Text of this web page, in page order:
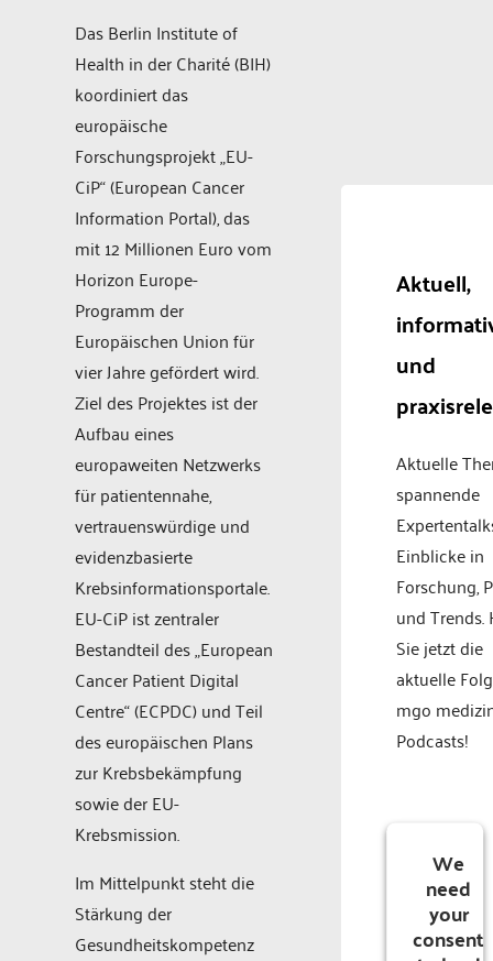
Das Berlin Institute of
Health in der Charité (BIH)
koordiniert das
europäische
Forschungsprojekt „EU-
CiP“ (European Cancer
Information Portal), das
mit 12 Millionen Euro vom
Horizon Europe-
Programm der
Europäischen Union für
vier Jahre gefördert wird.
Ziel des Projektes ist der
Aufbau eines
europaweiten Netzwerks
für patientennahe,
vertrauenswürdige und
evidenzbasierte
Krebsinformationsportale.
EU-CiP ist zentraler
Bestandteil des „European
Cancer Patient Digital
Centre“ (ECPDC) und Teil
des europäischen Plans
zur Krebsbekämpfung
sowie der EU-
Krebsmission.
Im Mittelpunkt steht die
Stärkung der
Gesundheitskompetenz
Aktuell,
und
Aktuelle
spannende
Einblicke in
Forschung,
und Trends.
Sie jetzt die
aktuelle
mgo
Podcasts!
We
need
your
consent